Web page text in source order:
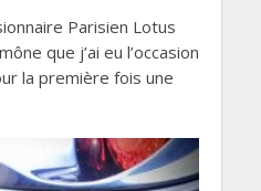
Parisien Lotus
que j’ai eu l’occasion
la première fois une